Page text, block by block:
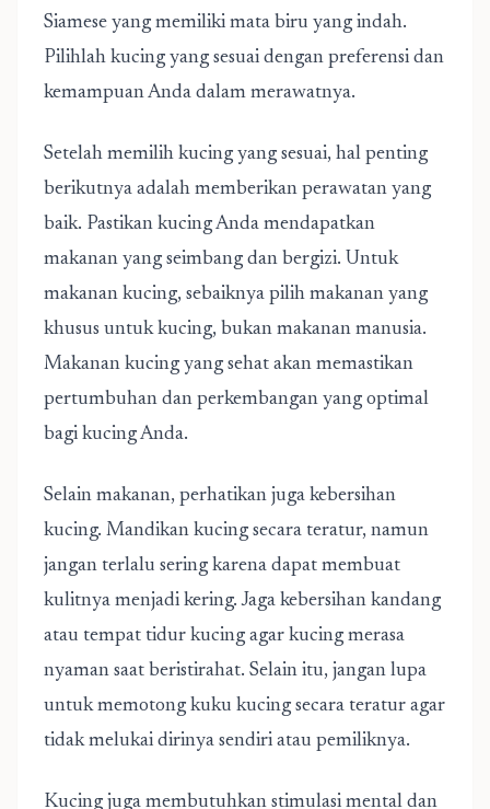
Siamese yang memiliki mata biru yang indah.
Pilihlah kucing yang sesuai dengan preferensi dan
kemampuan Anda dalam merawatnya.
Setelah memilih kucing yang sesuai, hal penting
berikutnya adalah memberikan perawatan yang
baik. Pastikan kucing Anda mendapatkan
makanan yang seimbang dan bergizi. Untuk
makanan kucing, sebaiknya pilih makanan yang
khusus untuk kucing, bukan makanan manusia.
Makanan kucing yang sehat akan memastikan
pertumbuhan dan perkembangan yang optimal
bagi kucing Anda.
Selain makanan, perhatikan juga kebersihan
kucing. Mandikan kucing secara teratur, namun
jangan terlalu sering karena dapat membuat
kulitnya menjadi kering. Jaga kebersihan kandang
atau tempat tidur kucing agar kucing merasa
nyaman saat beristirahat. Selain itu, jangan lupa
untuk memotong kuku kucing secara teratur agar
tidak melukai dirinya sendiri atau pemiliknya.
Kucing juga membutuhkan stimulasi mental dan